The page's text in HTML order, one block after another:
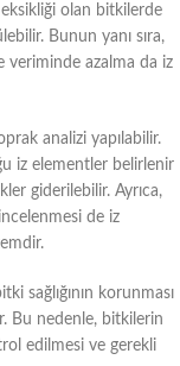
olan bitkilerde
Bunun yanı sıra,
veriminde azalma da iz
analizi yapılabilir.
iz elementler belirlenir
giderilebilir. Ayrıca,
de iz
sağlığının korunması
Bu nedenle, bitkilerin
edilmesi ve gerekli